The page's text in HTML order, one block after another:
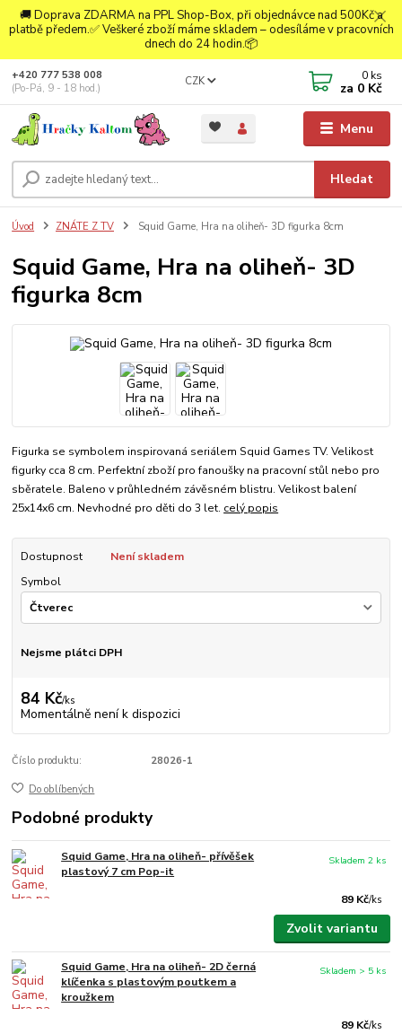
🚚 Doprava ZDARMA na PPL Shop-Box, při objednávce nad 500Kč a
platbě předem.✅ Veškeré zboží máme skladem – odesíláme v pracovních
dnech do 24 hodin.📦
Menu
CZK
Hledat
+420 777 538 008
(Po-Pá, 9 - 18 hod.)
0 ks
za 0 Kč
Úvod ZNÁTE Z TV Squid Game, Hra na oliheň- 3D figurka 8cm
Squid Game, Hra na oliheň- 3D
figurka 8cm
Figurka se symbolem inspirovaná seriálem Squid Games TV. Velikost
figurky cca 8 cm. Perfektní zboží pro fanoušky na pracovní stůl nebo pro
sběratele. Baleno v průhledném závěsném blistru. Velikost balení
25x14x6 cm. Nevhodné pro děti do 3 let. celý popis
Dostupnost
Není skladem
Symbol
Nejsme plátci DPH
84 Kč/ks
Momentálně není k dispozici
Číslo produktu: 28026-1
Do oblíbených
Podobné produkty
Squid Game, Hra na oliheň- přívěšek
plastový 7 cm Pop-it
89 Kč/ks
Skladem 2 ks
Zvolit variantu
Squid Game, Hra na oliheň- 2D černá
klíčenka s plastovým poutkem a
kroužkem
89 Kč/ks
Skladem > 5 ks